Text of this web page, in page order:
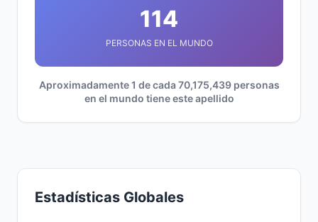
114
PERSONAS EN EL MUNDO
Aproximadamente 1 de cada 70,175,439 personas
en el mundo tiene este apellido
Estadísticas Globales